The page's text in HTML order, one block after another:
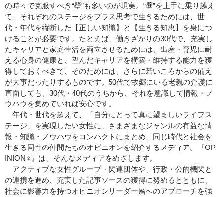
の時々で克服すべき“壁”も多いのが現実。“壁”を上手に乗り越え
て、それぞれのステージをプラス思考で生きるためには、世
代・年代を縦断した【正しい知識】と【生きる知恵】を身につ
けることが必要です。たとえば、働きざかりの30代で、充実し
たキャリアと家庭生活を両立させるためには、出産・育児に耐
える心身の健康と、望んだキャリアを構築・維持する能力を獲
得しておくべきで、そのためには、さらに若いころからの備え
が大事だったりするものです。50代で故郷にいる老親の介護に
直面しても、30代・40代のうちから、それを意識して情報・ノ
ウハウを集めていれば安心です。
年代・世代を超えて、「自分にとって真に望ましいライフス
テージ」を実現したい女性に、さまざまなジャンルの有益な情
報・知識・ノウハウをコンパクトにまとめ、同じ時代と社会を
生きる同性の仲間たちのオピニオンを紹介するメディア。『OP
INION♀』は、そんなメディアをめざします。
アクティブな女性グループ・関連団体や、行政・公的機関と
の連携を進め、充実した記事ソースの獲得に努めるとともに、
社会に影響力を持つオピニオンリーダー層へのアプローチを強